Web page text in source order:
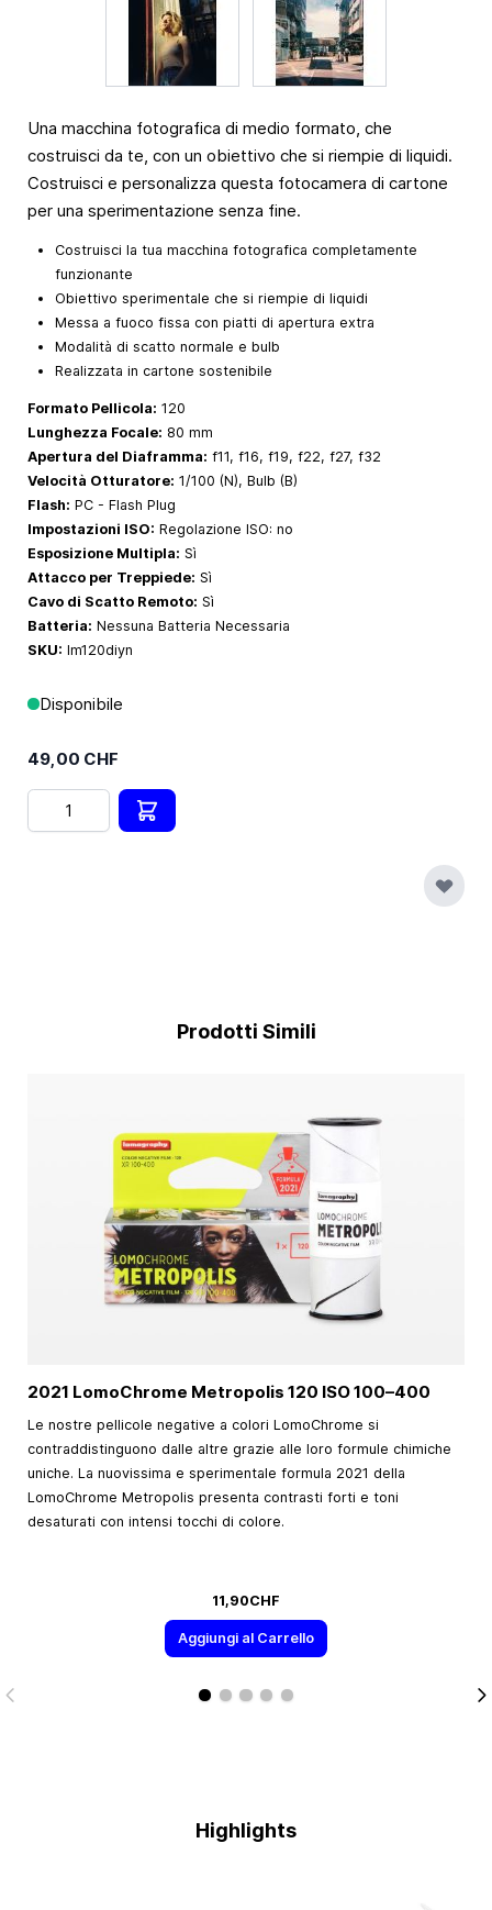
Una macchina fotografica di medio formato, che
costruisci da te, con un obiettivo che si riempie di liquidi.
Costruisci e personalizza questa fotocamera di cartone
per una sperimentazione senza fine.
Costruisci la tua macchina fotografica completamente
funzionante
Obiettivo sperimentale che si riempie di liquidi
Messa a fuoco fissa con piatti di apertura extra
Modalità di scatto normale e bulb
Realizzata in cartone sostenibile
Formato Pellicola: 120
Lunghezza Focale: 80 mm
Apertura del Diaframma: f11, f16, f19, f22, f27, f32
Velocità Otturatore: 1/100 (N), Bulb (B)
Flash: PC - Flash Plug
Impostazioni ISO: Regolazione ISO: no
Esposizione Multipla: Sì
Attacco per Treppiede: Sì
Cavo di Scatto Remoto: Sì
Batteria: Nessuna Batteria Necessaria
SKU: lm120diyn
Disponibile
49,00 CHF
Quantità
Prodotti Simili
2021 LomoChrome Metropolis 120 ISO100–400
Le nostre pellicole negative a colori LomoChrome si
contraddistinguono dalle altre grazie alle loro formule chimiche
uniche. La nuovissima e sperimentale formula 2021 della
LomoChrome Metropolis presenta contrasti forti e toni
desaturati con intensi tocchi di colore.
11,90CHF
Aggiungi al Carrello
Highlights